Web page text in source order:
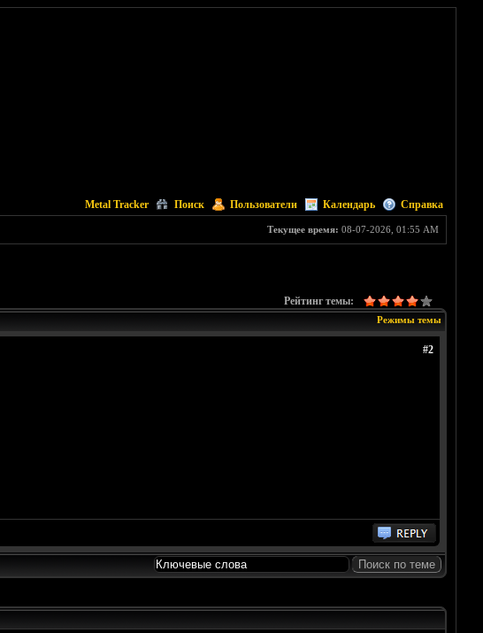
Metal Tracker Поиск Пользователи Календарь Справка
Текущее время: 08-07-2026, 01:55 AM
Рейтинг темы:
Режимы темы
#2